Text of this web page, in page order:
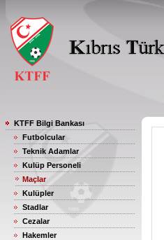
KTFF Bilgi Bankası
Futbolcular
Teknik Adamlar
Kulüp Personeli
Maçlar
Kulüpler
Stadlar
Cezalar
Hakemler